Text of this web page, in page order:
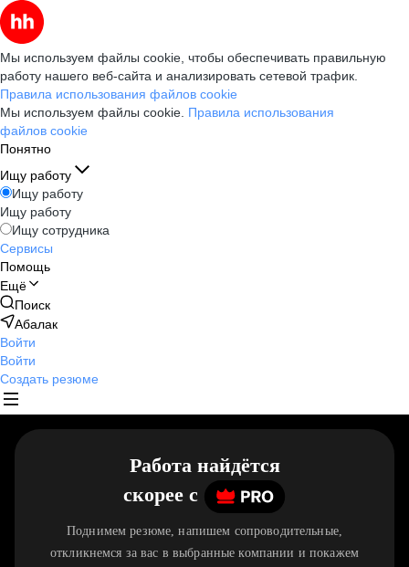
Мы используем файлы cookie, чтобы обеспечивать правильную
работу нашего веб-сайта и анализировать сетевой трафик.
Правила использования файлов cookie
Мы используем файлы cookie. Правила использования
файлов cookie
Понятно
Ищу работу
Ищу работу
Ищу работу
Ищу сотрудника
Сервисы
Помощь
Ещё
Поиск
Абалак
Войти
Войти
Создать резюме
Работа найдётся
скорее c
Поднимем резюме, напишем сопроводительные,
откликнемся за вас в выбранные компании и покажем